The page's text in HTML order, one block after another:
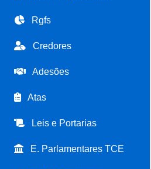
Rgfs
Credores
Adesões
Atas
Leis e Portarias
E. Parlamentares TCE